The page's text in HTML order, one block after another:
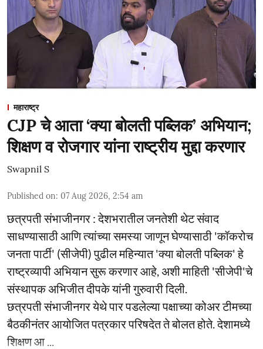
महाराष्ट्र
CJP चे आता ‘क्या बोलती पब्लिक’ अभियान;
शिक्षण व रोजगार यांना राष्ट्रीय मुद्दा करणार
Swapnil S
Published on: 07 Aug 2026, 2:54 am
छत्रपती संभाजीनगर : देशभरातील जनतेशी थेट संवाद
साधण्यासाठी आणि त्यांच्या समस्या जाणून घेण्यासाठी 'कॉकरोच
जनता पार्टी' (सीजेपी) पुढील महिन्यात 'क्या बोलती पब्लिक' हे
राष्ट्रव्यापी अभियान सुरू करणार आहे, अशी माहिती 'सीजेपी'चे
संस्थापक अभिजीत दीपके यांनी गुरुवारी दिली.
छत्रपती संभाजीनगर येथे पार पडलेल्या पक्षाच्या कोअर टीमच्या
बैठकीनंतर आयोजित पत्रकार परिषदेत ते बोलत होते. देशामध्ये
शिक्षण आ ...